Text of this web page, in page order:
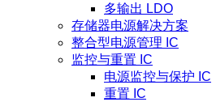
多输出 LDO
存储器电源解决方案
整合型电源管理 IC
监控与重置 IC
电源监控与保护 IC
重置 IC